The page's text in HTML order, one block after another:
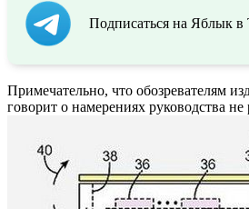
Подписаться на Яблык в
Примечательно, что обозревателям
говорит о намерениях руководства